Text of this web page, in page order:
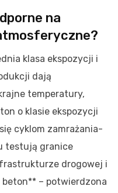
na
klasa ekspozycji i
dają
temperatury,
o klasie ekspozycji
cyklom zamrażania-
testują granice
drogowej i
beton** – potwierdzona